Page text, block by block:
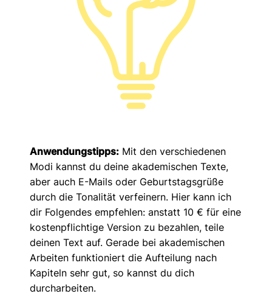
Anwendungstipps: Mit den verschiedenen
Modi kannst du deine akademischen Texte,
aber auch E-Mails oder Geburtstagsgrüße
durch die Tonalität verfeinern. Hier kann ich
dir Folgendes empfehlen: anstatt 10 € für eine
kostenpflichtige Version zu bezahlen, teile
deinen Text auf. Gerade bei akademischen
Arbeiten funktioniert die Aufteilung nach
Kapiteln sehr gut, so kannst du dich
durcharbeiten.